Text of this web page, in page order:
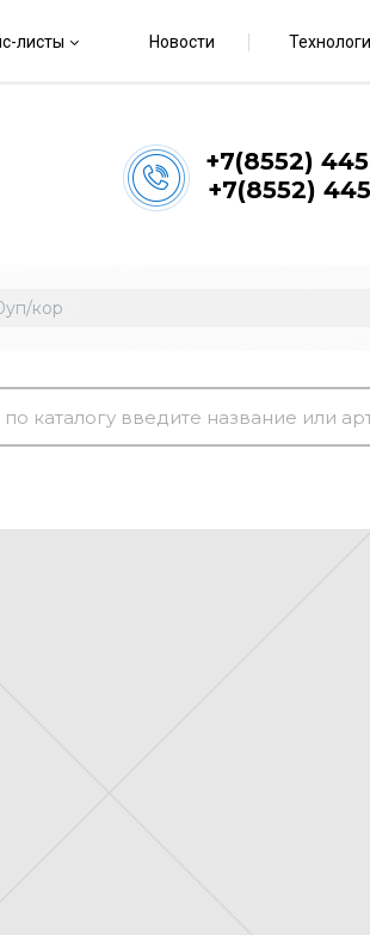
листы Новости
+7(8552)
+7(8552)
кор